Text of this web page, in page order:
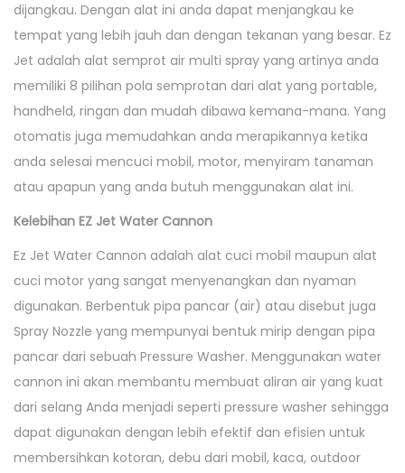
dijangkau. Dengan alat ini anda dapat menjangkau ke
tempat yang lebih jauh dan dengan tekanan yang besar. Ez
Jet adalah alat semprot air multi spray yang artinya anda
memiliki 8 pilihan pola semprotan dari alat yang portable,
handheld, ringan dan mudah dibawa kemana-mana. Yang
otomatis juga memudahkan anda merapikannya ketika
anda selesai mencuci mobil, motor, menyiram tanaman
atau apapun yang anda butuh menggunakan alat ini.
Kelebihan EZ Jet Water Cannon
Ez Jet Water Cannon adalah alat cuci mobil maupun alat
cuci motor yang sangat menyenangkan dan nyaman
digunakan. Berbentuk pipa pancar (air) atau disebut juga
Spray Nozzle yang mempunyai bentuk mirip dengan pipa
pancar dari sebuah Pressure Washer. Menggunakan water
cannon ini akan membantu membuat aliran air yang kuat
dari selang Anda menjadi seperti pressure washer sehingga
dapat digunakan dengan lebih efektif dan efisien untuk
membersihkan kotoran, debu dari mobil, kaca, outdoor